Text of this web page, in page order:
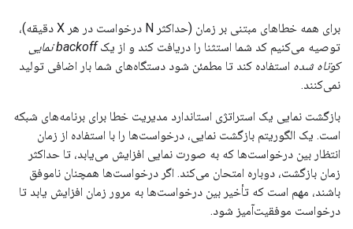
برای همه خطاهای مبتنی بر زمان (حداکثر N درخواست در هر X دقیقه)،
توصیه می‌کنیم کد شما استثنا را دریافت کند و از یک
backoff نمایی
کوتاه شده استفاده کند تا مطمئن شود دستگاه‌های شما بار اضافی تولید
نمی‌کنند.
بازگشت نمایی یک استراتژی استاندارد مدیریت خطا برای برنامه‌های شبکه
است. یک الگوریتم بازگشت نمایی، درخواست‌ها را با استفاده از زمان
انتظار بین درخواست‌ها که به صورت نمایی افزایش می‌یابد، تا حداکثر
زمان بازگشت، دوباره امتحان می‌کند. اگر درخواست‌ها همچنان ناموفق
باشند، مهم است که تأخیر بین درخواست‌ها به مرور زمان افزایش یابد تا
درخواست موفقیت‌آمیز شود.